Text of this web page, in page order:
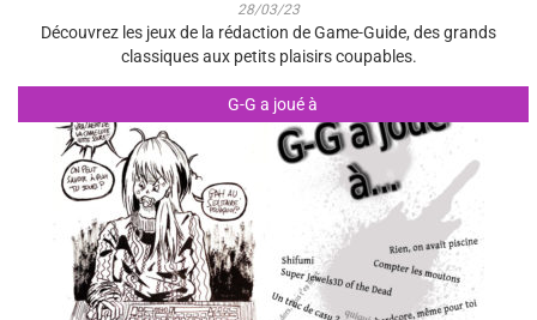
28/03/23
Découvrez les jeux de la rédaction de Game-Guide, des grands
classiques aux petits plaisirs coupables.
G-G a joué à